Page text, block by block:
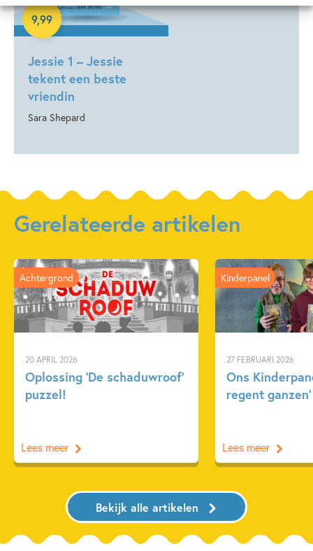
Jessie 1 – Jessie
tekent een beste
vriendin
Sara Shepard
9,99
E-book
Gerelateerde artikelen
20 APRIL 2026
Oplossing ‘De schaduwroof’
puzzel!
Achtergrond
Lees meer
27 FEBRUARI 2026
Ons
regent ganzen’
Kinderpanel
Lees meer
Bekijk alle artikelen